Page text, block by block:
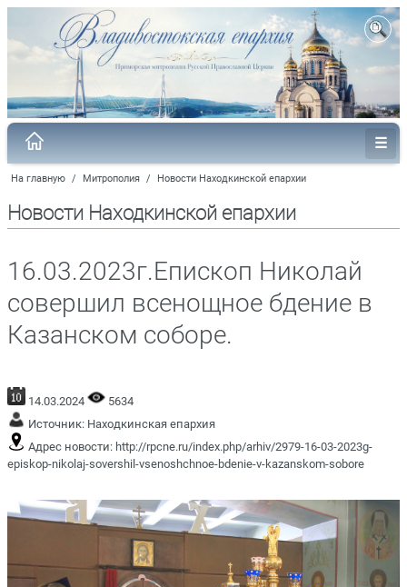
На главную / Митрополия / Новости Находкинской епархии
Новости Находкинской епархии
16.03.2023г.Епископ Николай
совершил всенощное бдение в
Казанском соборе.
14.03.2024
5634
Источник: Находкинская епархия
Адрес новости: http://rpcne.ru/index.php/arhiv/2979-16-03-2023g-
episkop-nikolaj-sovershil-vsenoshchnoe-bdenie-v-kazanskom-sobore